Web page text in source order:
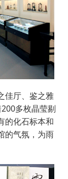
佳厅、鉴之雅
多枚晶莹剔
的化石标本和
的气氛，为雨